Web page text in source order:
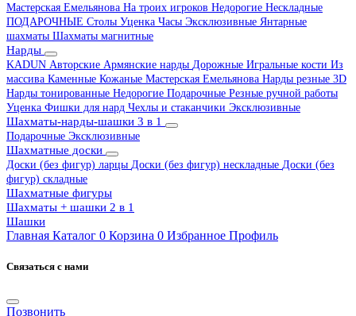
Мастерская Емельянова На троих игроков Недорогие Нескладные
ПОДАРОЧНЫЕ Столы Уценка Часы Эксклюзивные Янтарные
шахматы Шахматы магнитные
Нарды
KADUN Авторские Армянские нарды Дорожные Игральные кости Из
массива Каменные Кожаные Мастерская Емельянова Нарды резные 3D
Нарды тонированные Недорогие Подарочные Резные ручной работы
Уценка Фишки для нард Чехлы и стаканчики Эксклюзивные
Шахматы-нарды-шашки 3 в 1
Подарочные Эксклюзивные
Шахматные доски
Доски (без фигур) ларцы Доски (без фигур) нескладные Доски (без
фигур) складные
Шахматные фигуры
Шахматы + шашки 2 в 1
Шашки
Главная Каталог 0 Корзина 0 Избранное Профиль
Связаться с нами
Позвонить